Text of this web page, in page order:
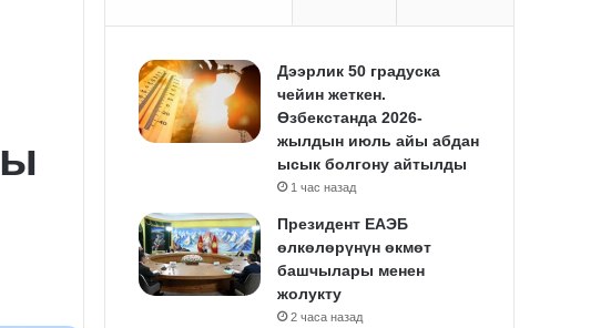
Дээрлик 50 градуска
чейин жеткен.
Өзбекстанда 2026-
жылдын июль айы абдан
ысык болгону айтылды
1 час назад
Президент ЕАЭБ
өлкөлөрүнүн өкмөт
башчылары менен
жолукту
2 часа назад